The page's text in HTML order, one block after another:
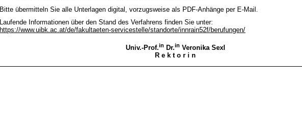
Bitte übermitteln Sie alle Unterlagen digital, vorzugsweise als PDF-Anhänge per E-Mail.
Laufende Informationen über den Stand des Verfahrens finden Sie unter:
https://www.uibk.ac.at/de/fakultaeten-servicestelle/standorte/innrain52f/berufungen/
Univ.-Prof.in Dr.in Veronika Sexl
R e k t o r i n